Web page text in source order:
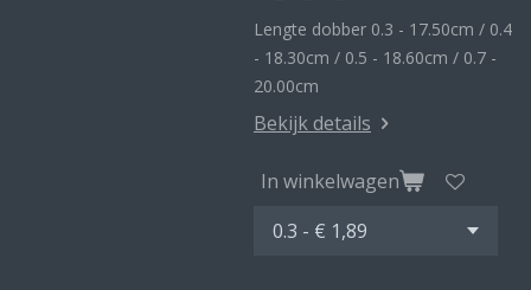
Lengte dobber 0.3 - 17.50cm / 0.4
- 18.30cm / 0.5 - 18.60cm / 0.7 -
20.00cm
Bekijk details
In winkelwagen